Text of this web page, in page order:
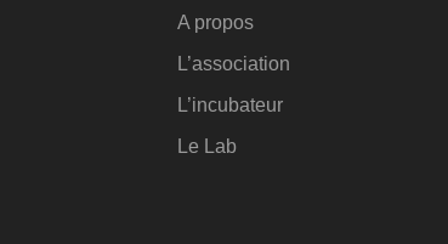
A propos
L’association
L’incubateur
Le Lab